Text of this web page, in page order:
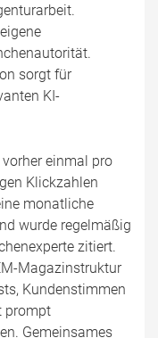
sorgt für
KI-
einmal pro
Klickzahlen
monatliche
wurde regelmäßig
zitiert.
Magazinstruktur
Kundenstimmen
prompt
Gemeinsames